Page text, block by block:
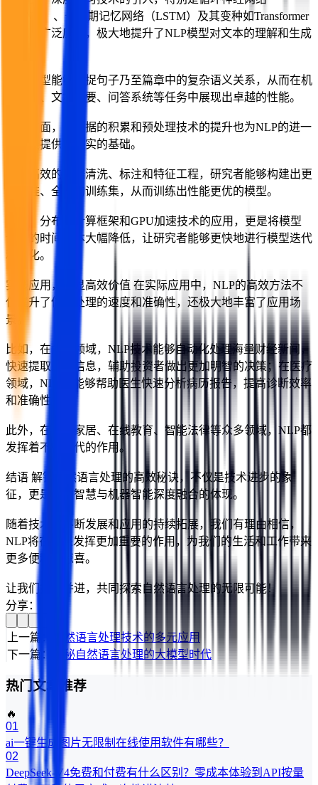
（RNN）、长短期记忆网络（LSTM）及其变种如Transformer
模型的广泛应用，极大地提升了NLP模型对文本的理解和生成
这些模型能够捕捉句子乃至篇章中的复杂语义关系，从而在机
器翻译、文本摘要、问答系统等任务中展现出卓越的性能。
另一方面，大数据的积累和预处理技术的提升也为NLP的进一
步发展提供了坚实的基础。
通过高效的数据清洗、标注和特征工程，研究者能够构建出更
加精准、全面的训练集，从而训练出性能更优的模型。
同时，分布式计算框架和GPU加速技术的应用，更是将模型
训练的时间成本大幅降低，让研究者能够更快地进行模型迭代
和优化。
实践应用，彰显高效价值 在实际应用中，NLP的高效方法不
仅提升了信息处理的速度和准确性，还极大地丰富了应用场
景。
比如，在金融领域，NLP技术能够自动化处理海量财经新闻，
快速提取关键信息，辅助投资者做出更加明智的决策；在医疗
领域，NLP则能够帮助医生快速分析病历报告，提高诊断效率
和准确性。
此外，在智能家居、在线教育、智能法律等众多领域，NLP都
发挥着不可替代的作用。
结语 解锁自然语言处理的高效秘诀，不仅是技术进步的象
征，更是人类智慧与机器智能深度融合的体现。
随着技术的不断发展和应用的持续拓展，我们有理由相信，
NLP将在未来发挥更加重要的作用，为我们的生活和工作带来
更多便利和惊喜。
让我们携手并进，共同探索自然语言处理的无限可能！
分享：
上一篇：
自然语言处理技术的多元应用
下一篇：
探秘自然语言处理的大模型时代
热门文章推荐
🔥
01
ai一键生成图片无限制在线使用软件有哪些？
02
DeepSeek-V4免费和付费有什么区别？零成本体验到API按量